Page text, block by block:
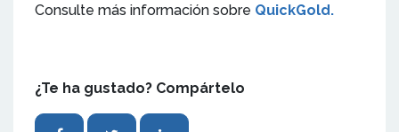
Consulte más información sobre QuickGold.
¿Te ha gustado? Compártelo